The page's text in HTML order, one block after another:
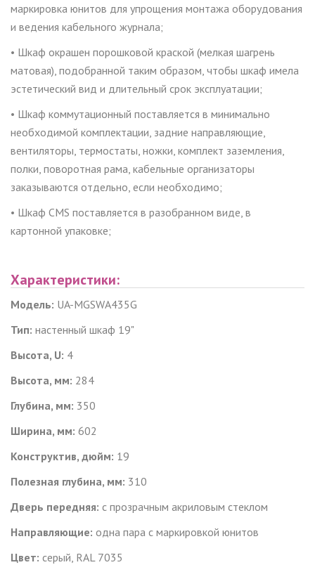
маркировка юнитов для упрощения монтажа оборудования
и ведения кабельного журнала;
• Шкаф окрашен порошковой краской (мелкая шагрень
матовая), подобранной таким образом, чтобы шкаф имела
эстетический вид и длительный срок эксплуатации;
• Шкаф коммутационный поставляется в минимально
необходимой комплектации, задние направляющие,
вентиляторы, термостаты, ножки, комплект заземления,
полки, поворотная рама, кабельные организаторы
заказываются отдельно, если необходимо;
• Шкаф CMS поставляется в разобранном виде, в
картонной упаковке;
Характеристики:
Модель: UA-MGSWA435G
Тип: настенный шкаф 19"
Высота, U: 4
Высота, мм: 284
Глубина, мм: 350
Ширина, мм: 602
Конструктив, дюйм: 19
Полезная глубина, мм: 310
Дверь передняя: с прозрачным акриловым стеклом
Направляющие: одна пара с маркировкой юнитов
Цвет: серый, RAL 7035